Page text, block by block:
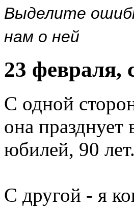
Выделите
нам о ней
23 февраля,
С одной
она празднует
юбилей, 90 лет.
С другой - я